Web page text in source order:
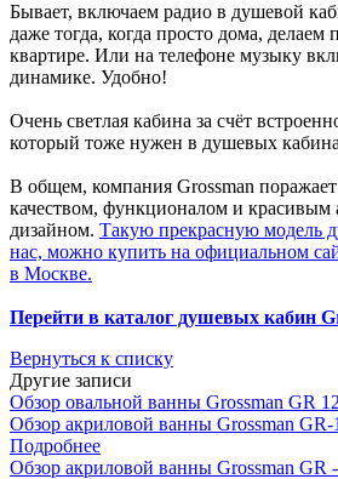
Бывает, включаем радио в душевой
даже тогда, когда просто дома,
квартире. Или на телефоне музыку
динамике. Удобно!
Очень светлая кабина за счёт
который тоже нужен в душевых
В общем, компания Grossman
качеством, функционалом и
дизайном. Такую прекрасную модель
нас, можно купить на официальном
в Москве.
Перейти в каталог душевых кабин
Вернуться к списку
Другие записи
Обзор овальной ванны Grossman GR
Обзор акриловой ванны Grossman GR-
Подробнее
Обзор акриловой ванны Grossman GR